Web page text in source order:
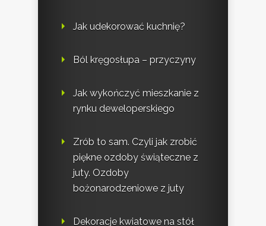
Jak udekorować kuchnię?
Ból kręgosłupa – przyczyny
Jak wykończyć mieszkanie z
rynku deweloperskiego
Zrób to sam. Czyli jak zrobić
piękne ozdoby świąteczne z
juty. Ozdoby
bożonarodzeniowe z juty
Dekoracje kwiatowe na stół